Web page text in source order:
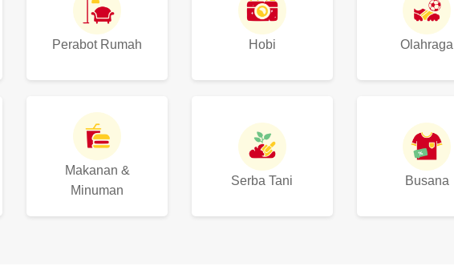
Perabot Rumah Hobi Olahraga
Makanan &
Minuman
Serba Tani Busana